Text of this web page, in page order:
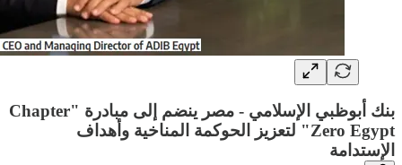
بنك أبوظبي الإسلامي - مصر ينضم إلى مبادرة "Chapter
Zero Egypt" لتعزيز الحوكمة المناخية وأهداف
الإستدامة